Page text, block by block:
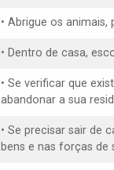
• Abrigue os
• Dentro de casa,
• Se verificar que
abandonar a sua
• Se precisar sair de
bens e nas forças de